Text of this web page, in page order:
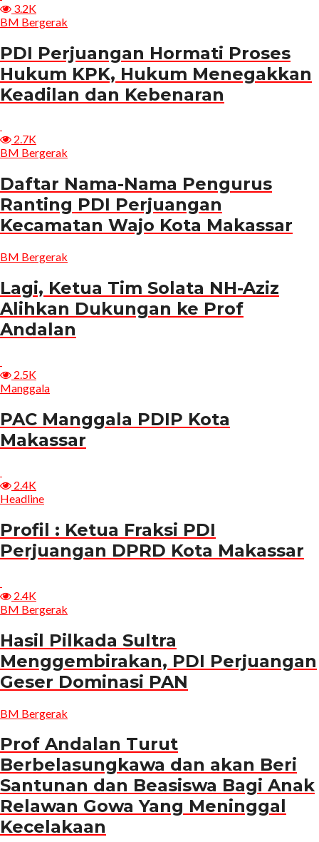
3.2K
BM Bergerak
PDI Perjuangan Hormati Proses
Hukum KPK, Hukum Menegakkan
Keadilan dan Kebenaran
2.7K
BM Bergerak
Daftar Nama-Nama Pengurus
Ranting PDI Perjuangan
Kecamatan Wajo Kota Makassar
BM Bergerak
Lagi, Ketua Tim Solata NH-Aziz
Alihkan Dukungan ke Prof
Andalan
2.5K
Manggala
PAC Manggala PDIP Kota
Makassar
2.4K
Headline
Profil : Ketua Fraksi PDI
Perjuangan DPRD Kota Makassar
2.4K
BM Bergerak
Hasil Pilkada Sultra
Menggembirakan, PDI Perjuangan
Geser Dominasi PAN
BM Bergerak
Prof Andalan Turut
Berbelasungkawa dan akan Beri
Santunan dan Beasiswa Bagi Anak
Relawan Gowa Yang Meninggal
Kecelakaan